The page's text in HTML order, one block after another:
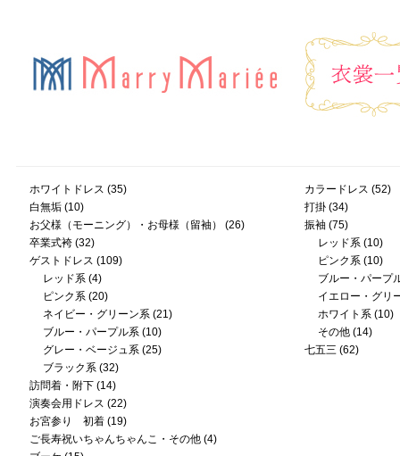
ホワイトドレス (35)
白無垢(10)
お父様（モーニング）・お母様（留袖）
(26)
卒業式袴(32)
ゲストドレス (109)
レッド系(4)
ピンク系(20)
ネイビー・グリーン系(21)
ブルー・パープル系(10)
グレー・ベージュ系(25)
ブラック系(32)
訪問着・附下(14)
演奏会用ドレス (22)
お宮参り 初着(19)
ご長寿祝いちゃんちゃんこ・その他(4)
カラードレス (52)
打掛(34)
振袖(75)
レッド系(10)
ピンク系(10)
ブルー・パープ
イエロー・グリ
ホワイト系(10)
その他(14)
七五三 (62)